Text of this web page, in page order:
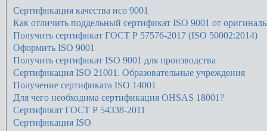
Сертификация качества исо 9001
Как отличить поддельный сертификат ISO 9001 от
Получить сертификат ГОСТ Р 57576-2017 (ISO 50002:2014)
Оформить ISO 9001
Получить сертификат ISO 9001 для производства
Сертификация ISO 21001. Образовательные учреждения
Получение сертификата ISO 14001
Для чего необходима сертификация OHSAS 18001?
Сертификат ГОСТ Р 54338-2011
Сертификация ISO